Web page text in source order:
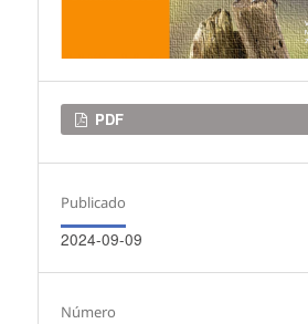
Descargas
PDF
Publicado
2024-09-09
Número